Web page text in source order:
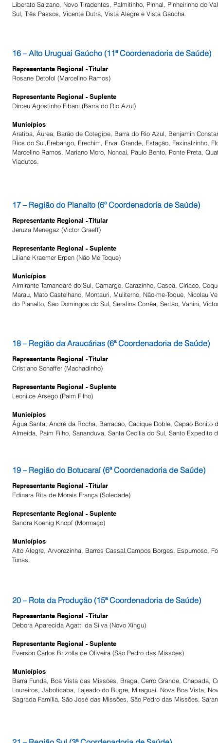
Liberato Salzano, Novo Tiradentes, Palmitinho, Pinhal, Pinheirinho do
Sul, Três Passos, Vicente Dutra, Vista Alegre e Vista Gaúcha.
16 – Alto Uruguai Gaúcho (11ª Coordenadoria de Saúde)
Representante Regional - Titular
Rosane Detofol (Marcelino Ramos)
Representante Regional - Suplente
Dirceu ​ Agostinho Fibani (Barra do Rio Azul)
Municípios
Aratiba, Áurea, Barão de Cotegipe, Barra do Rio Azul, Benjamin
Rios do Sul,Erebango, Erechim, Erval Grande, Estação, Faxinalzinho,
Marcelino Ramos, Mariano Moro, Nonoai, Paulo Bento, Ponte Preta,
Viadutos.
17 – Região do Planalto (6ª Coordenadoria de Saúde)
Representante Regional - Titular
​Jeruza Menegaz (Victor Graeff)
Representante Regional - Suplente
Liliane Kraemer Erpen (Não Me Toque)
Municípios
Almirante Tamandaré do Sul, Camargo, Carazinho, Casca, Ciríaco,
Marau, Mato Castelhano, Montauri, Muliterno, Não-me-Toque, Nicolau
do Planalto, São Domingos do Sul, Serafina Corrêa, Sertão, Vanini,
18 – Região da Araucárias (6ª Coordenadoria de Saúde)
Representante Regional - Titular
Cristiano Schaffer (Machadinho)
Representante Regional - Suplente
Leonilce Arsego ​ (Paim Filho)
Municípios
Água Santa, André da Rocha, Barracão, Cacique Doble, Capão
Almeida, Paim Filho, Sananduva, Santa Cecília do Sul, Santo Expedito
19 – Região do Botucaraí (6ª Coordenadoria de Saúde)
Representante Regional - Titular
Edinara Rita de Morais França ​ (Soledade)
Representante Regional - Suplente
Sandra Koenig Knopf ​ (Mormaço)
Municípios
Alto Alegre, Arvorezinha, Barros Cassal,Campos Borges, Espumoso,
Tunas.
20 – Rota da Produção (15ª Coordenadoria de Saúde)
Representante Regional - Titular
Debora Aparecida Agatti da Silva ​ (Novo Xingu)
Representante Regional - Suplente
Everson Carlos Brizolla de Oliveira ​ (São Pedro das Missões)
Municípios
Barra Funda, Boa Vista das Missões, Braga, Cerro Grande, Chapada,
Loureiros, Jaboticaba, Lajeado do Bugre, Miraguaí. Nova Boa Vista,
Sagrada Família, São José das Missões, São Pedro das Missões,